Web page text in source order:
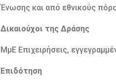
Ένωσης και από εθνικούς
Δικαιούχοι της Δράσης
ΜμΕ Επιχειρήσεις,
Επιδότηση